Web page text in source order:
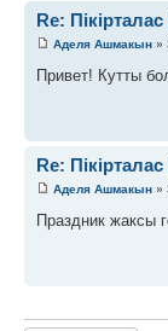
Re:
Аделя Ашмакын »
Привет! Кутты
Re:
Аделя Ашмакын »
Праздник жаксы